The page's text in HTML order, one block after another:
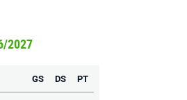
2027
GS DS PT